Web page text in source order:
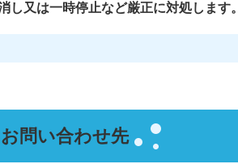
又は一時停止など厳正に対処します。
問い合わせ先